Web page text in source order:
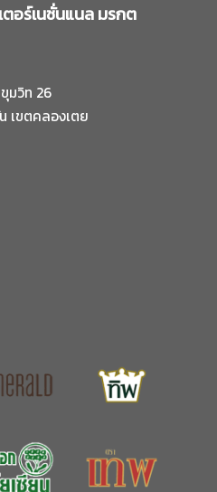
อร์เนชั่นแนล มรกต
มวิท 26
เขตคลองเตย